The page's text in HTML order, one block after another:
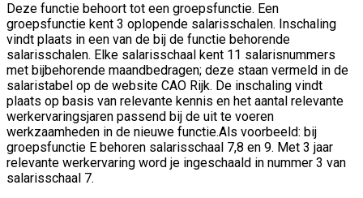
Deze functie behoort tot een groepsfunctie. Een
groepsfunctie kent 3 oplopende salarisschalen. Inschaling
vindt plaats in een van de bij de functie behorende
salarisschalen. Elke salarisschaal kent 11 salarisnummers
met bijbehorende maandbedragen; deze staan vermeld in de
salaristabel op de website CAO Rijk. De inschaling vindt
plaats op basis van relevante kennis en het aantal relevante
werkervaringsjaren passend bij de uit te voeren
werkzaamheden in de nieuwe functie.Als voorbeeld: bij
groepsfunctie E behoren salarisschaal 7,8 en 9. Met 3 jaar
relevante werkervaring word je ingeschaald in nummer 3 van
salarisschaal 7.